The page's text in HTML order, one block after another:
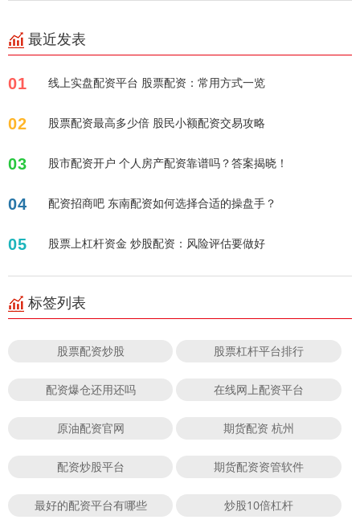
最近发表
01 线上实盘配资平台 股票配资：常用方式一览
02 股票配资最高多少倍 股民小额配资交易攻略
03 股市配资开户 个人房产配资靠谱吗？答案揭晓！
04 配资招商吧 东南配资如何选择合适的操盘手？
05 股票上杠杆资金 炒股配资：风险评估要做好
标签列表
股票配资炒股 股票杠杆平台排行
配资爆仓还用还吗 在线网上配资平台
原油配资官网 期货配资 杭州
配资炒股平台 期货配资资管软件
最好的配资平台有哪些 炒股10倍杠杆